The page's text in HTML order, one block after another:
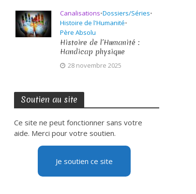
Canalisations•Dossiers/Séries•
Histoire de l'Humanité•
Père Absolu
Histoire de l’Humanité :
Handicap physique
28 novembre 2025
Soutien au site
Ce site ne peut fonctionner sans votre
aide. Merci pour votre soutien.
Je soutien ce site